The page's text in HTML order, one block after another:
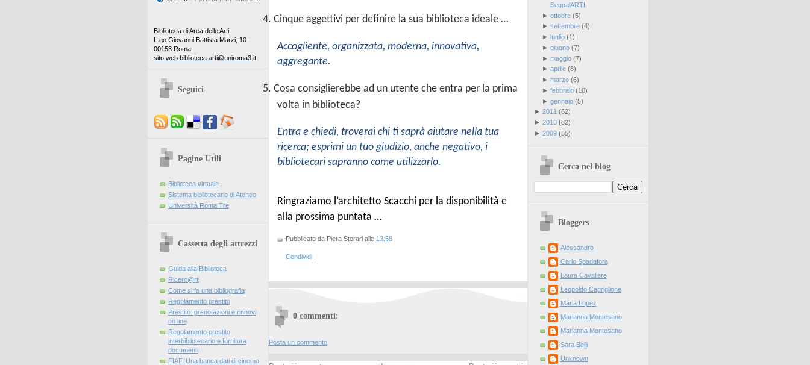
Biblioteca di Area delle Arti
L.go Giovanni Battista Marzi, 10
00153 Roma
sito web biblioteca.arti@uniroma3.it
Seguici
Pagine Utili
Biblioteca virtuale
Sistema bibliotecario di Ateneo
Università Roma Tre
Cassetta degli attrezzi
Guida alla Biblioteca
Ricerc@rti
Come si fa una bibliografia
Regolamento prestito
Prestito: prenotazioni e rinnovi
on line
Regolamento prestito
interbibliotecario e fornitura
documenti
FIAF. Una banca dati di cinema
4. Cinque aggettivi per definire la sua biblioteca ideale …
Accogliente, organizzata, moderna, innovativa,
aggregante.
5. Cosa consiglierebbe ad un utente che entra per la prima
volta in biblioteca?
Entra e chiedi, troverai chi ti saprà aiutare nella tua
ricerca; esprimi un tuo giudizio, anche negativo, i
bibliotecari sapranno come utilizzarlo.
Ringraziamo l’architetto Scacchi per la disponibilità e
alla prossima puntata …
Pubblicato da Piera Storari alle 13:58
Condividi
0 commenti:
Posta un commento
SegnalARTI
► ottobre(5)
► settembre(4)
► luglio(1)
► giugno(7)
► maggio(7)
► aprile(8)
► marzo(6)
► febbraio(10)
► gennaio(5)
► 2011(62)
► 2010(82)
► 2009(55)
Cerca nel blog
Bloggers
Alessandro
Carlo Spadafora
Laura Cavaliere
Leopoldo Capriglione
Maria Lopez
Marianna Montesano
Marianna Montesano
Sara Belli
Unknown